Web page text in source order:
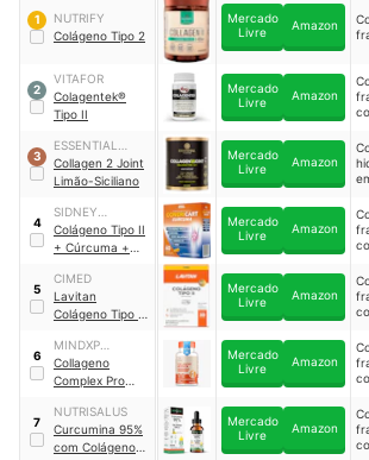
1
NUTRIFY
Colágeno Tipo 2
Mercado
Livre
Amazon
2
VITAFOR
Colagentek®
Tipo II
Mercado
Livre
Amazon
3
ESSENTIAL
NUTRITION
Collagen 2 Joint
Limão-Siciliano
Mercado
Livre
Amazon
4
SIDNEY
OLIVEIRA
Colágeno Tipo II
+ Cúrcuma +
+ Vitamina D3 +
MSM Condricart
Cúrcuma｜
Mercado
Livre
Amazon
5
CIMED
Lavitan
Colágeno Tipo II
Mercado
Livre
Amazon
6
MINDXP
NUTRITION
Collageno
Complex Pro
Mercado
Livre
Amazon
7
NUTRISALUS
Curcumina 95%
com Colágeno
Mercado
Livre
Amazon